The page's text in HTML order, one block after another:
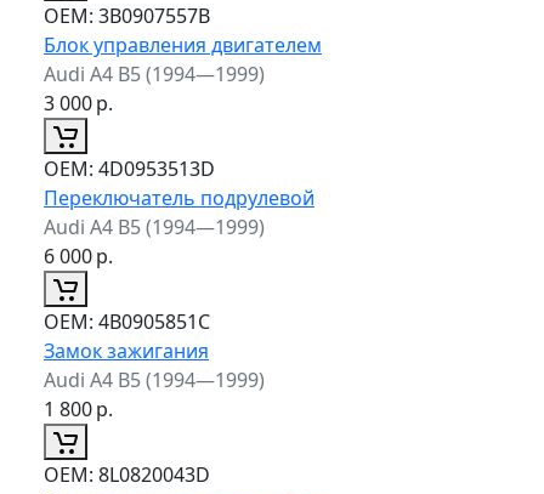
ОЕМ: 3B0907557B
Блок управления двигателем
Audi A4 B5 (1994—1999)
3 000р.
ОЕМ: 4D0953513D
Переключатель подрулевой
Audi A4 B5 (1994—1999)
6 000р.
ОЕМ: 4B0905851C
Замок зажигания
Audi A4 B5 (1994—1999)
1 800р.
ОЕМ: 8L0820043D